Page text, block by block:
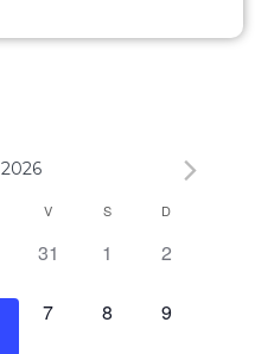
V S D
0 eventos,
31 0 eventos,
1 0 eventos,
2
0 eventos,
7 0 eventos,
8 0 eventos,
9